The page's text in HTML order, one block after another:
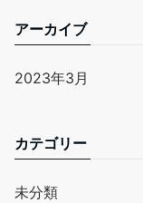
アーカイブ
2023年3月
カテゴリー
未分類